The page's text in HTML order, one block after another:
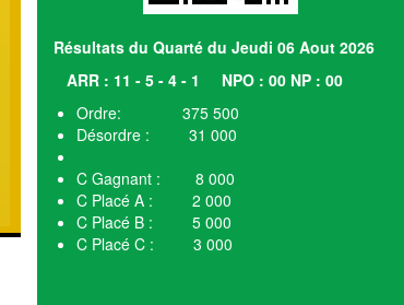
Résultats du Quarté du Jeudi 06 Aout 2026
ARR : 11 - 5 - 4 - 1 NPO : 00 NP : 00
Ordre: 375 500
Désordre : 31 000
C Gagnant : 8 000
C Placé A : 2 000
C Placé B : 5 000
C Placé C : 3 000